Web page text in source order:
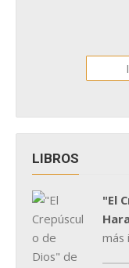
LIBROS
"El
más